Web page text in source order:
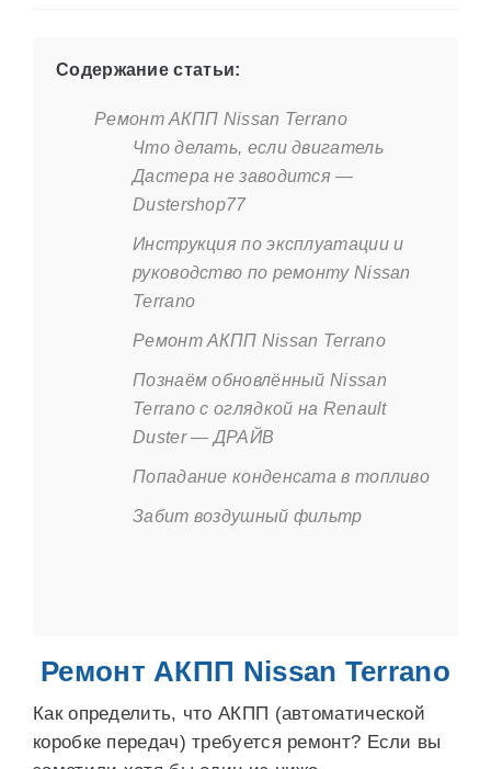
Содержание статьи:
Ремонт АКПП Nissan Terrano
Что делать, если двигатель
Дастера не заводится —
Dustershop77
Инструкция по эксплуатации и
руководство по ремонту Nissan
Terrano
Ремонт АКПП Nissan Terrano
Познаём обновлённый Nissan
Terrano с оглядкой на Renault
Duster — ДРАЙВ
Попадание конденсата в топливо
Забит воздушный фильтр
Ремонт АКПП Nissan Terrano
Как определить, что АКПП (автоматической
коробке передач) требуется ремонт? Если вы